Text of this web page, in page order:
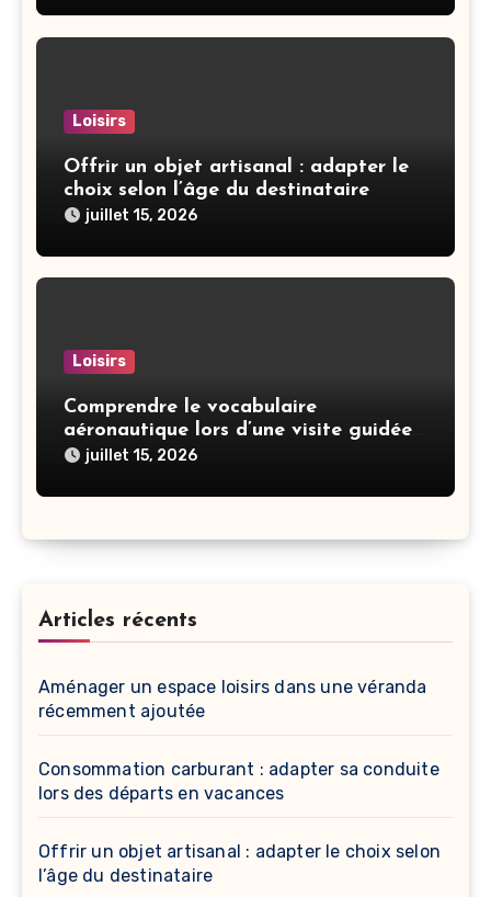
Loisirs
Offrir un objet artisanal : adapter le
choix selon l’âge du destinataire
juillet 15, 2026
Loisirs
Comprendre le vocabulaire
aéronautique lors d’une visite guidée
en cockpit
juillet 15, 2026
Articles récents
Aménager un espace loisirs dans une véranda
récemment ajoutée
Consommation carburant : adapter sa conduite
lors des départs en vacances
Offrir un objet artisanal : adapter le choix selon
l’âge du destinataire